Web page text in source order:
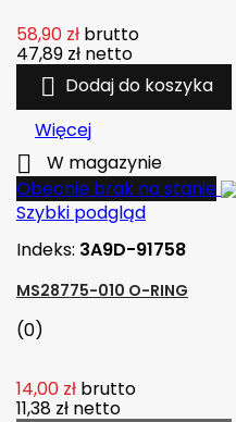
58,90 zł brutto
47,89 zł netto
 Dodaj do koszyka
Więcej

W magazynie
Obecnie brak na stanie
Szybki podgląd
Indeks: 3A9D-91758
MS28775-010 O-RING
(0)
14,00 zł brutto
11,38 zł netto